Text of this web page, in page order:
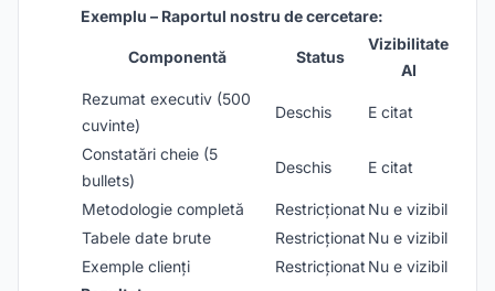
Exemplu – Raportul nostru de cercetare:
Componentă Status
Vizibilitate
AI
Rezumat executiv (500
cuvinte)
Deschis E citat
Constatări cheie (5
bullets)
Deschis E citat
Metodologie completă Restricționat Nu e vizibil
Tabele date brute
Restricționat Nu e vizibil
Exemple clienți
Restricționat Nu e vizibil